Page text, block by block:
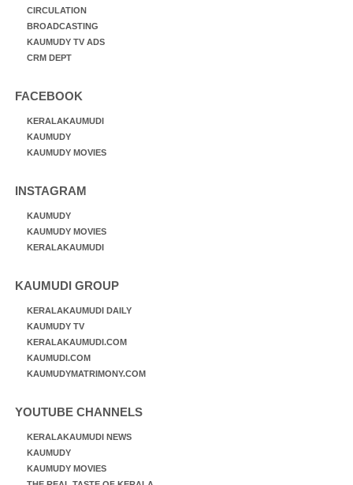
CIRCULATION
BROADCASTING
KAUMUDY TV ADS
CRM DEPT
FACEBOOK
KERALAKAUMUDI
KAUMUDY
KAUMUDY MOVIES
INSTAGRAM
KAUMUDY
KAUMUDY MOVIES
KERALAKAUMUDI
KAUMUDI GROUP
KERALAKAUMUDI DAILY
KAUMUDY TV
KERALAKAUMUDI.COM
KAUMUDI.COM
KAUMUDYMATRIMONY.COM
YOUTUBE CHANNELS
KERALAKAUMUDI NEWS
KAUMUDY
KAUMUDY MOVIES